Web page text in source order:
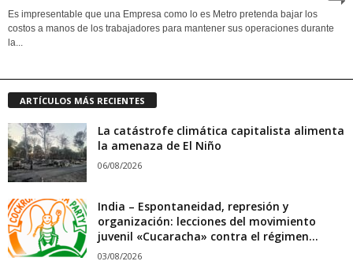
Es impresentable que una Empresa como lo es Metro pretenda bajar los
costos a manos de los trabajadores para mantener sus operaciones durante
la...
ARTÍCULOS MÁS RECIENTES
La catástrofe climática capitalista alimenta
la amenaza de El Niño
06/08/2026
India – Espontaneidad, represión y
organización: lecciones del movimiento
juvenil «Cucaracha» contra el régimen...
03/08/2026